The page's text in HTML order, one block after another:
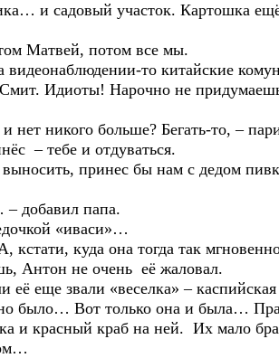
участок. Картошка ещё у
потом все мы.
то китайские
Идиоты! Нарочно не
больше? Бегать-то, –
тебе и отдуваться.
принес бы нам с дедом
папа.
«иваси»…
куда она тогда так мгновенно
не очень её жаловал.
звали «веселка» – каспийская
Вот только она и была…
и красный краб на ней. Их мало